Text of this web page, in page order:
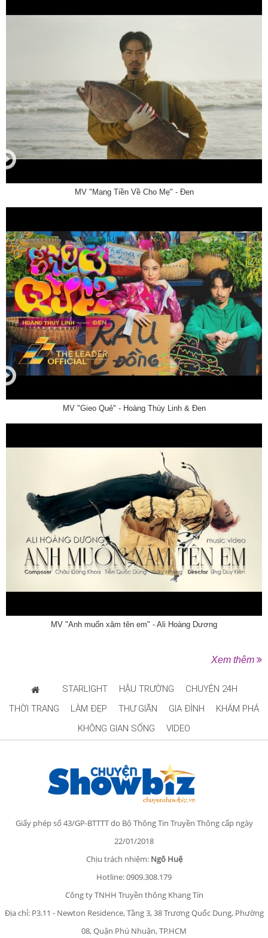
MV "Mang Tiền Về Cho Mẹ" - Đen
MV "Gieo Quẻ" - Hoàng Thùy Linh & Đen
MV "Anh muốn xăm tên em" - Ali Hoàng Dương
Xem thêm
STARLIGHT HẬU TRƯỜNG
CHUYỆN 24H
THỜI TRANG
LÀM ĐẸP THƯ GIÃN GIA ĐÌNH
KHÁM PHÁ
KHÔNG GIAN SỐNG
VIDEO
Giấy phép số 43/GP-BTTTT do Bộ Thông Tin Truyền Thông cấp ngày
22/01/2018
Chịu trách nhiệm: Ngô Huệ
Hotline: 0909.308.179
Công ty TNHH Truyền thông Khang Tín
Địa chỉ: P3.11 - Newton Residence, Tầng 3, 38 Trương Quốc Dung, Phường
08, Quận Phú Nhuận, TP.HCM